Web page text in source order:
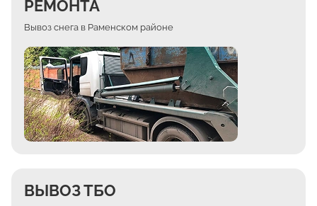
РЕМОНТА
Вывоз снега в Раменском районе
ВЫВОЗ ТБО